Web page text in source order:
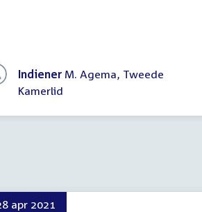
Indiener M. Agema, Tweede
Kamerlid
apr 2021